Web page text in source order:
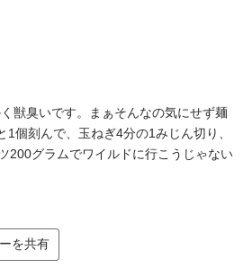
獣臭いです。まぁそんなの気にせず麺
1個刻んで、玉ねぎ4分の1みじん切り、
200グラムでワイルドに行こうじゃない
を共有